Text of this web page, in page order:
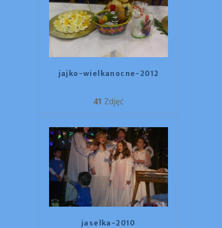
jajko-wielkanocne-2012
41 Zdjęć
jaselka-2010